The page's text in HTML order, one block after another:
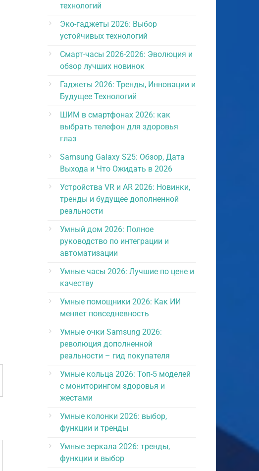
технологий
Эко-гаджеты 2026: Выбор
устойчивых технологий
Смарт-часы 2026-2026: Эволюция и
обзор лучших новинок
Гаджеты 2026: Тренды, Инновации и
Будущее Технологий
ШИМ в смартфонах 2026: как
выбрать телефон для здоровья
глаз
Samsung Galaxy S25: Обзор, Дата
Выхода и Что Ожидать в 2026
Устройства VR и AR 2026: Новинки,
тренды и будущее дополненной
реальности
Умный дом 2026: Полное
руководство по интеграции и
автоматизации
Умные часы 2026: Лучшие по цене и
качеству
Умные помощники 2026: Как ИИ
меняет повседневность
Умные очки Samsung 2026:
революция дополненной
реальности – гид покупателя
Умные кольца 2026: Топ-5 моделей
с мониторингом здоровья и
жестами
Умные колонки 2026: выбор,
функции и тренды
Умные зеркала 2026: тренды,
функции и выбор